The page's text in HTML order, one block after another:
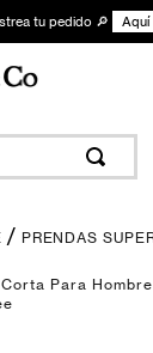
tu pedido 🔎 Aquí
PRENDAS
Para